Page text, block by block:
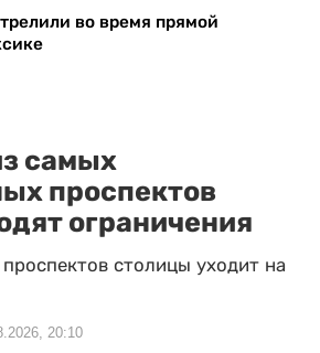
во время прямой
самых
проспектов
ограничения
столицы уходит на
20:10